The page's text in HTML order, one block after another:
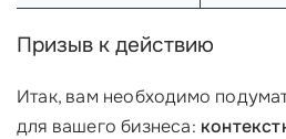
Призыв к действию
Итак, вам необходимо
для вашего бизнеса: